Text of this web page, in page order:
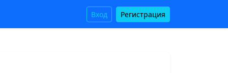
Вход Регистрация